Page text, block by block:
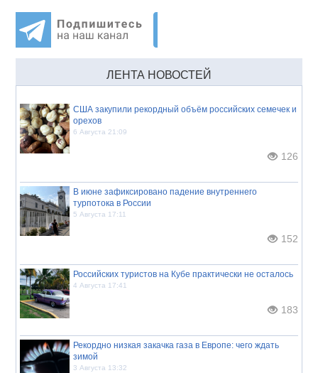
ЛЕНТА НОВОСТЕЙ
США закупили рекордный объём российских семечек и
орехов
6 Августа 21:09
126
В июне зафиксировано падение внутреннего
турпотока в России
5 Августа 17:11
152
Российских туристов на Кубе практически не осталось
4 Августа 17:41
183
Рекордно низкая закачка газа в Европе: чего ждать
зимой
3 Августа 13:32